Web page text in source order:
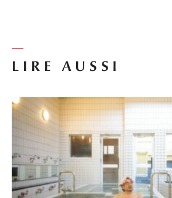
LIRE AUSSI